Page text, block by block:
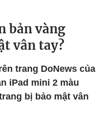
bản vàng
vân tay?
trang DoNews của
iPad mini 2 màu
bị bảo mật vân